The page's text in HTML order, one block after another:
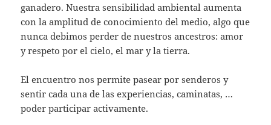
ganadero. Nuestra sensibilidad ambiental aumenta
con la amplitud de conocimiento del medio, algo que
nunca debimos perder de nuestros ancestros: amor
y respeto por el cielo, el mar y la tierra.
El encuentro nos permite pasear por senderos y
sentir cada una de las experiencias, caminatas, …
poder participar activamente.